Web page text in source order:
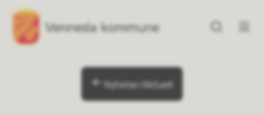
Vennesla kommune
Nyheter/Aktuelt